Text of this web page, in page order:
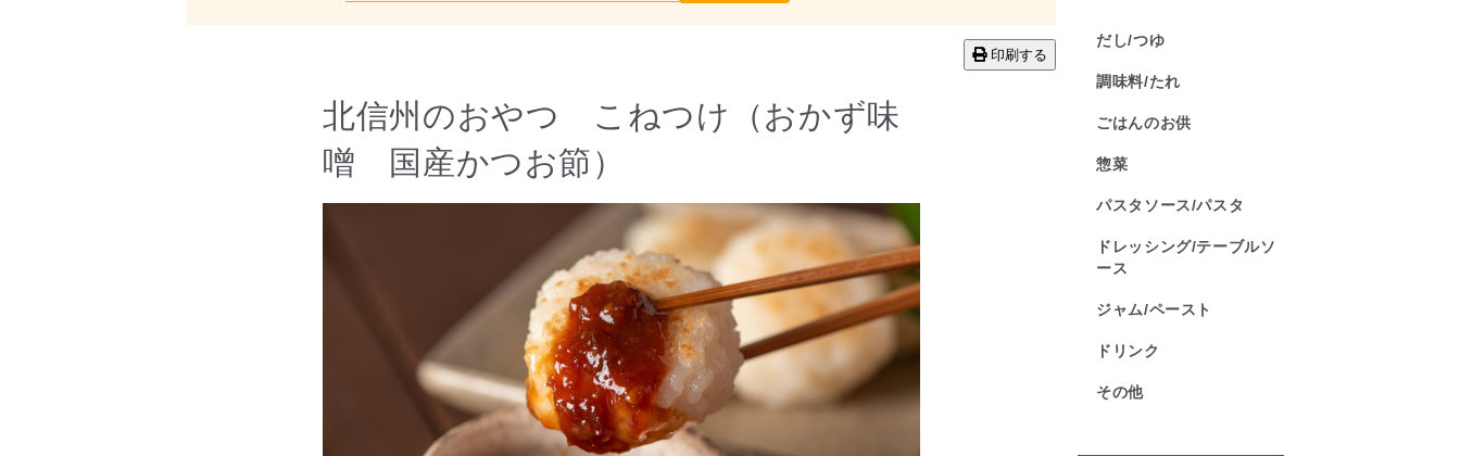
印刷する
北信州のおやつ こねつけ（おかず味
噌 国産かつお節）
だし/つゆ
調味料/たれ
ごはんのお供
惣菜
パスタソース/パスタ
ドレッシング/テーブルソ
ース
ジャム/ペースト
ドリンク
その他